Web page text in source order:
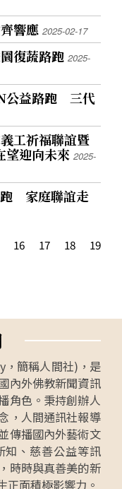
響應2025-02-17
復蔬路跑2025-
公益路跑 三代
工祈福聯誼暨
望迎向未來2025-
家庭聯誼走
16 17 18
19
，簡稱人間社)，是
內外佛教新聞資訊
角色。秉持創辦人
，人間通訊社報導
傳播國內外藝術文
知、慈善公益等訊
時時與真善美的新
正面積極影響力。